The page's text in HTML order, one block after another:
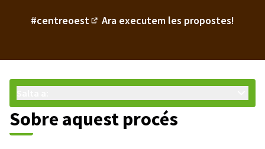
#centreoest Ara executem les propostes!
Sobre aquest procés